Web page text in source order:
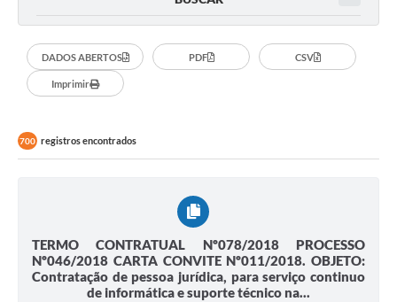
DADOS ABERTOS PDF CSV
Imprimir
700 registros encontrados
TERMO CONTRATUAL Nº078/2018 PROCESSO
Nº046/2018 CARTA CONVITE Nº011/2018. OBJETO:
Contratação de pessoa jurídica, para serviço continuo
de informática e suporte técnico na...